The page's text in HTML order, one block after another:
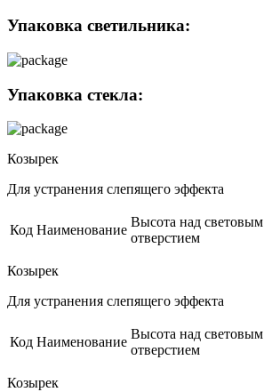
Упаковка светильника:
Упаковка стекла:
Козырек
Для устранения слепящего эффекта
Код Наименование
Высота над световым
отверстием
Козырек
Для устранения слепящего эффекта
Код Наименование
Высота над световым
отверстием
Козырек